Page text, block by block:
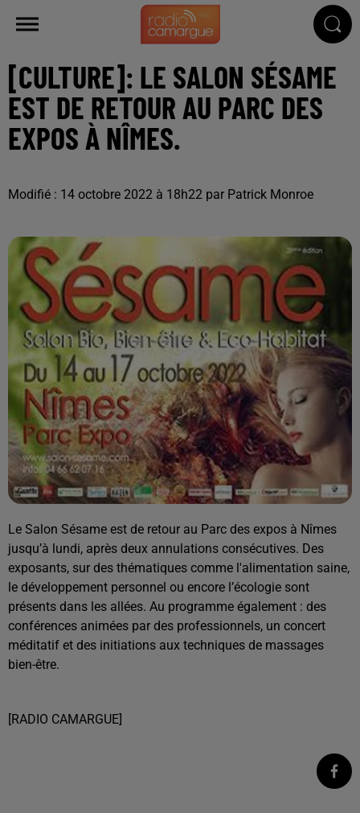
[CULTURE]: LE SALON SÉSAME
EST DE RETOUR AU PARC DES
EXPOS À NÎMES.
Modifié : 14 octobre 2022 à 18h22 par Patrick Monroe
Le Salon Sésame est de retour au Parc des expos à Nîmes
jusqu’à lundi, après deux annulations consécutives. Des
exposants, sur des thématiques comme l'alimentation saine,
le développement personnel ou encore l’écologie sont
présents dans les allées. Au programme également : des
conférences animées par des professionnels, un concert
méditatif et des initiations aux techniques de massages
bien-être.
[RADIO CAMARGUE]